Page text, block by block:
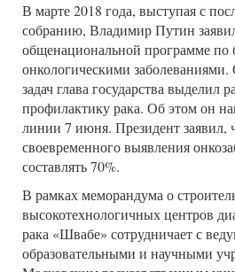
В марте 2018 года, выступая с
собранию, Владимир Путин
общенациональной программе по
онкологическими
задач глава государства
профилактику рака. Об этом он
линии 7 июня. Президент заявил,
своевременного выявления
составлять 70%.
В рамках меморандума о
высокотехнологичных центров
рака «Швабе» сотрудничает с
образовательными и научными